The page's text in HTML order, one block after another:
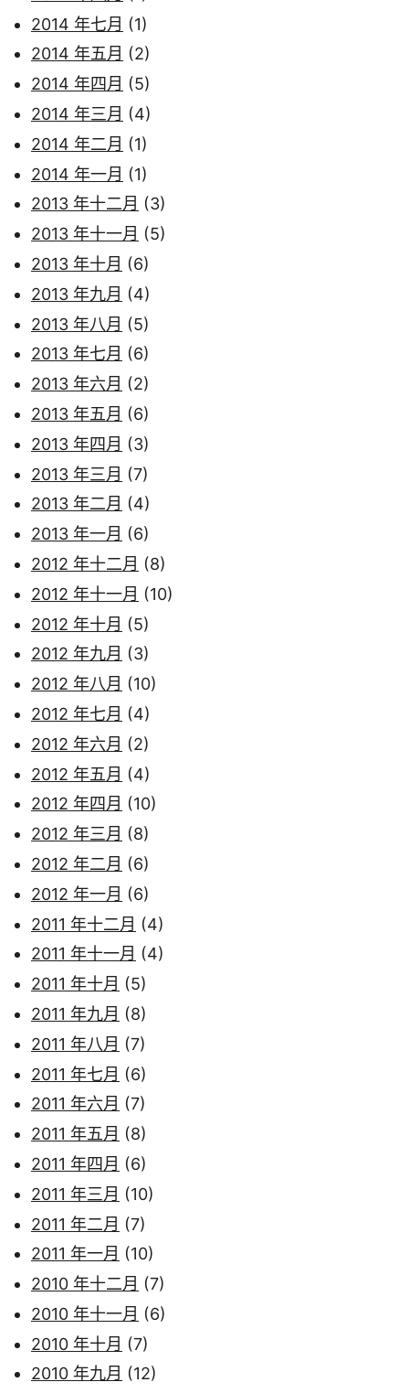
2014 年七月 (1)
2014 年五月 (2)
2014 年四月 (5)
2014 年三月 (4)
2014 年二月 (1)
2014 年一月 (1)
2013 年十二月 (3)
2013 年十一月 (5)
2013 年十月 (6)
2013 年九月 (4)
2013 年八月 (5)
2013 年七月 (6)
2013 年六月 (2)
2013 年五月 (6)
2013 年四月 (3)
2013 年三月 (7)
2013 年二月 (4)
2013 年一月 (6)
2012 年十二月 (8)
2012 年十一月 (10)
2012 年十月 (5)
2012 年九月 (3)
2012 年八月 (10)
2012 年七月 (4)
2012 年六月 (2)
2012 年五月 (4)
2012 年四月 (10)
2012 年三月 (8)
2012 年二月 (6)
2012 年一月 (6)
2011 年十二月 (4)
2011 年十一月 (4)
2011 年十月 (5)
2011 年九月 (8)
2011 年八月 (7)
2011 年七月 (6)
2011 年六月 (7)
2011 年五月 (8)
2011 年四月 (6)
2011 年三月 (10)
2011 年二月 (7)
2011 年一月 (10)
2010 年十二月 (7)
2010 年十一月 (6)
2010 年十月 (7)
2010 年九月 (12)